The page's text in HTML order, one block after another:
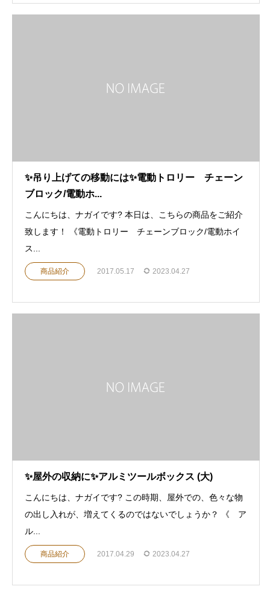
✨吊り上げての移動には✨電動トロリー チェーン
ブロック/電動ホ...
こんにちは、ナガイです? 本日は、こちらの商品をご紹介
致します！ 《電動トロリー チェーンブロック/電動ホイ
ス...
商品紹介 2017.05.17 2023.04.27
✨屋外の収納に✨アルミツールボックス (大)
こんにちは、ナガイです? この時期、屋外での、色々な物
の出し入れが、増えてくるのではないでしょうか？ 《 ア
ル...
商品紹介 2017.04.29 2023.04.27